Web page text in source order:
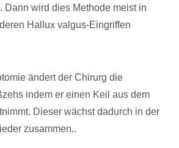
Dann wird dies Methode meist in
Hallux valgus-Eingriffen
ändert der Chirurg die
indem er einen Keil aus dem
Dieser wächst dadurch in der
zusammen..